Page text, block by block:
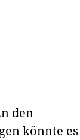
den
könnte es